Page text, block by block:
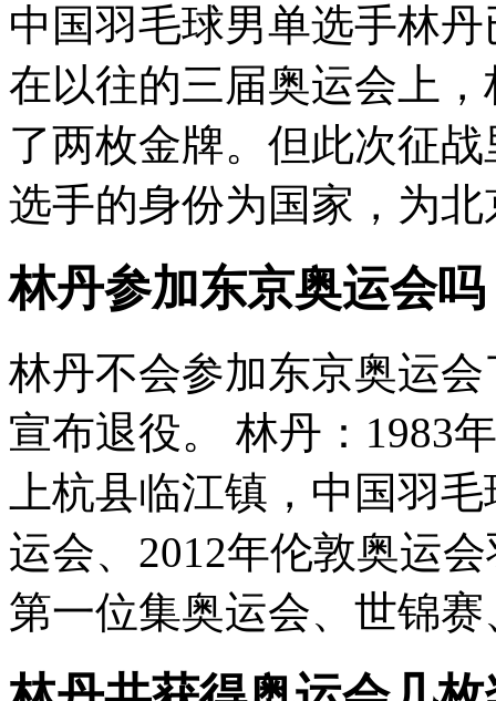
中国羽毛球男单选手林
在以往的三届奥运会上
了两枚金牌。但此次征
选手的身份为国家，为
林丹参加东京奥运会吗
林丹不会参加东京奥运
宣布退役。 林丹：1983
上杭县临江镇，中国羽
运会、2012年伦敦奥运
第一位集奥运会、世锦